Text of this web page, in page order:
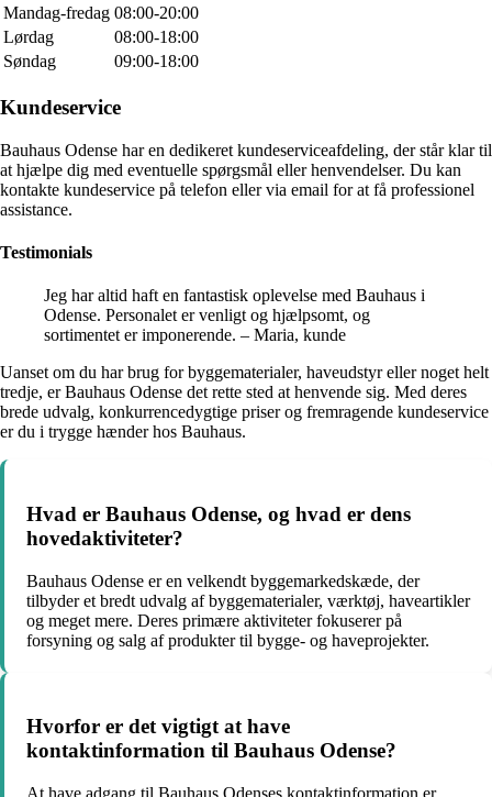
Mandag-fredag 08:00-20:00
Lørdag
08:00-18:00
Søndag
09:00-18:00
Kundeservice
Bauhaus Odense har en dedikeret kundeserviceafdeling, der står klar til
at hjælpe dig med eventuelle spørgsmål eller henvendelser. Du kan
kontakte kundeservice på telefon eller via email for at få professionel
assistance.
Testimonials
Jeg har altid haft en fantastisk oplevelse med Bauhaus i
Odense. Personalet er venligt og hjælpsomt, og
sortimentet er imponerende. – Maria, kunde
Uanset om du har brug for byggematerialer, haveudstyr eller noget helt
tredje, er Bauhaus Odense det rette sted at henvende sig. Med deres
brede udvalg, konkurrencedygtige priser og fremragende kundeservice
er du i trygge hænder hos Bauhaus.
Hvad er Bauhaus Odense, og hvad er dens
hovedaktiviteter?
Bauhaus Odense er en velkendt byggemarkedskæde, der
tilbyder et bredt udvalg af byggematerialer, værktøj, haveartikler
og meget mere. Deres primære aktiviteter fokuserer på
forsyning og salg af produkter til bygge- og haveprojekter.
Hvorfor er det vigtigt at have
kontaktinformation til Bauhaus Odense?
At have adgang til Bauhaus Odenses kontaktinformation er